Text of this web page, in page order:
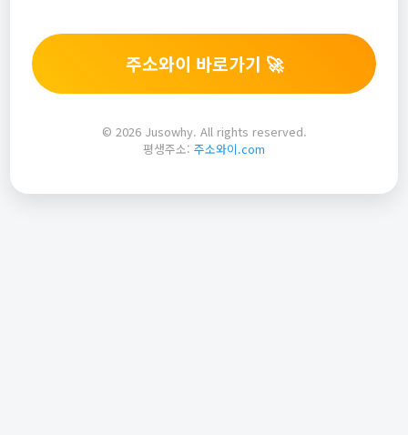
주소와이 바로가기 🚀
© 2026 Jusowhy. All rights reserved.
평생주소: 주소와이.com